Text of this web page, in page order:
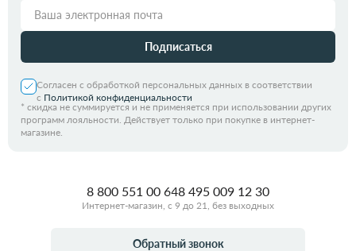
Подписаться
Согласен с обработкой персональных данных в соответствии
с Политикой конфиденциальности
* скидка не суммируется и не применяется при использовании других
программ лояльности. Действует только при покупке в интернет-
магазине.
8 800 551 00 648 495 009 12 30
Интернет-магазин, с 9 до 21, без выходных
Обратный звонок